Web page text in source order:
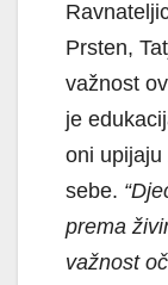
Prsten,
važnost
je
oni
sebe.
prema
važnost